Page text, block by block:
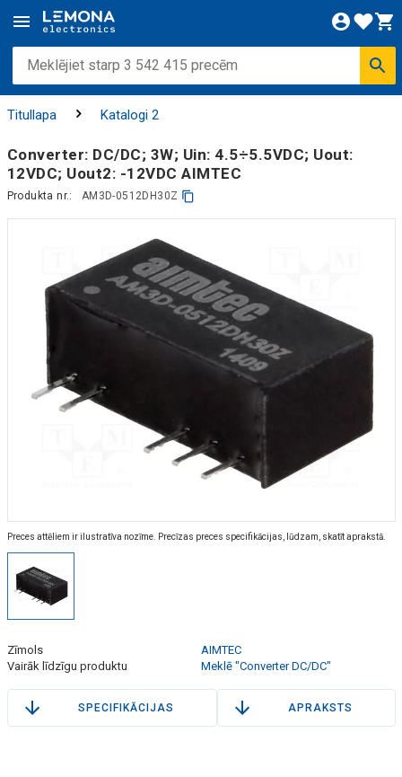
Titullapa Katalogi 2
Converter: DC/DC; 3W; Uin: 4.5÷5.5VDC; Uout:
12VDC; Uout2: -12VDC AIMTEC
Produkta nr.: AM3D-0512DH30Z
Preces attēliem ir ilustratīva nozīme. Precīzas preces specifikācijas, lūdzam, skatīt aprakstā.
Zīmols
AIMTEC
Vairāk līdzīgu produktu
Meklē "Converter DC/DC"
SPECIFIKĀCIJAS APRAKSTS